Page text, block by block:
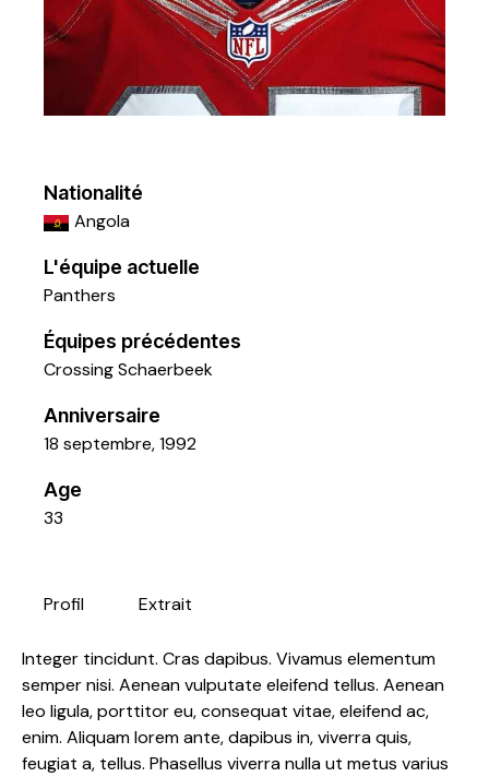
Nationalité
Angola
L'équipe actuelle
Panthers
Équipes précédentes
Crossing Schaerbeek
Anniversaire
18 septembre, 1992
Age
33
Profil Extrait
Integer tincidunt. Cras dapibus. Vivamus elementum
semper nisi. Aenean vulputate eleifend tellus. Aenean
leo ligula, porttitor eu, consequat vitae, eleifend ac,
enim. Aliquam lorem ante, dapibus in, viverra quis,
feugiat a, tellus. Phasellus viverra nulla ut metus varius